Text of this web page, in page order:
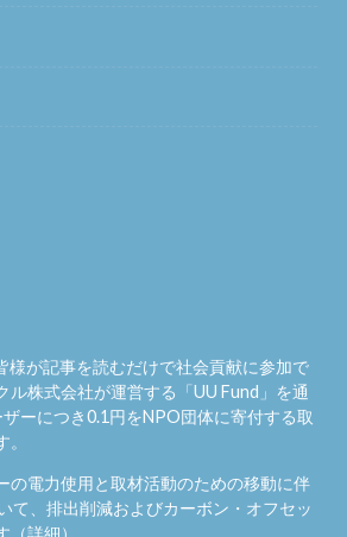
様が記事を読むだけで社会貢献に参加で
ル株式会社が運営する「UU Fund 」を通
ーにつき0.1円をNPO団体に寄付する取
の電力使用と取材活動のための移動に伴
て、排出削減およびカーボン・オフセッ